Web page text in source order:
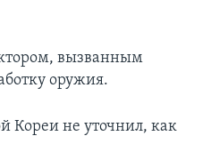
вызванным
оружия.
Кореи не уточнил, как